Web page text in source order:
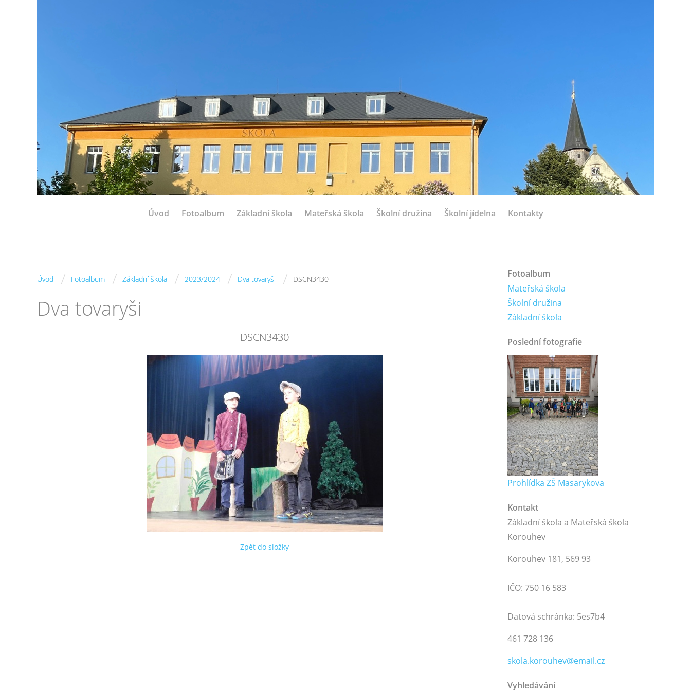
Úvod Fotoalbum Základní škola Mateřská škola Školní družina Školní jídelna Kontakty
Úvod / Fotoalbum / Základní škola / 2023/2024 / Dva tovaryši / DSCN3430
Dva tovaryši
DSCN3430
Zpět do složky
Fotoalbum
Mateřská škola
Školní družina
Základní škola
Poslední fotografie
Prohlídka ZŠ Masarykova
Kontakt
Základní škola a Mateřská škola
Korouhev
Korouhev 181, 569 93
IČO: 750 16 583
Datová schránka: 5es7b4
461 728 136
skola.korouhev@email.cz
Vyhledávání